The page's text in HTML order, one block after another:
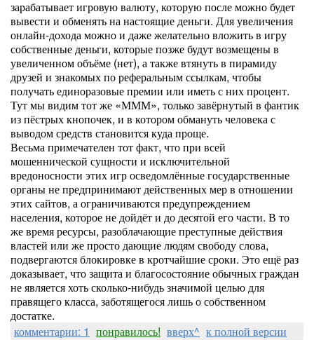
зарабатывает игровую валюту, которую после можно будет
вывести и обменять на настоящие деньги. Для увеличения
онлайн-дохода можно и даже желательно вложить в игру
собственные деньги, которые позже будут возмещены в
увеличенном объёме (нет), а также втянуть в пирамиду
друзей и знакомых по реферальным ссылкам, чтобы
получать единоразовые премии или иметь с них процент.
Тут мы видим тот же «МММ», только завёрнутый в фантик
из пёстрых кнопочек, и в котором обмануть человека с
выводом средств становится куда проще.
Весьма примечателен тот факт, что при всей
мошеннической сущности и исключительной
вредоносности этих игр осведомлённые государственные
органы не предпринимают действенных мер в отношении
этих сайтов, а ограничиваются предупреждением
населения, которое не дойдёт и до десятой его части. В то
же время ресурсы, разоблачающие преступные действия
властей или же просто дающие людям свободу слова,
подвергаются блокировке в кротчайшие сроки. Это ещё раз
доказывает, что защита и благосостояние обычных граждан
не является хоть сколько-нибудь значимой целью для
правящего класса, заботящегося лишь о собственном
достатке.
комментарии: 1 понравилось! вверх^ к полной версии